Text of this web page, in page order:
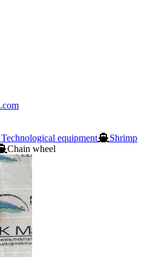
equipment
Shrimp
Chain wheel